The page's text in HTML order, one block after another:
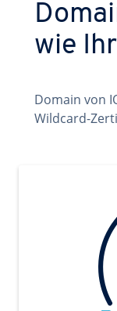
wie
Domain von
Wildcard-